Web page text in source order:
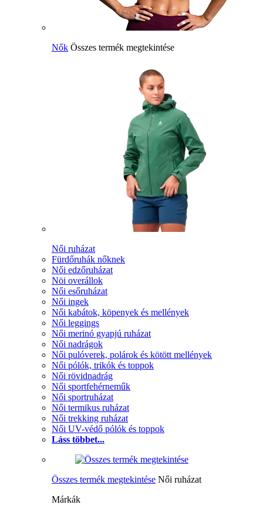
Nők Összes termék megtekintése
Női ruházat
Fürdőruhák nőknek
Női edzőruházat
Nöi overállok
Női esőruházat
Női ingek
Női kabátok, köpenyek és mellények
Női leggings
Női merinó gyapjú ruházat
Női nadrágok
Női pulóverek, polárok és kötött mellények
Női pólók, trikók és toppok
Női rövidnadrág
Női sportfehérneműk
Női sportruházat
Női termikus ruházat
Női trekking ruházat
Női UV-védő pólók és toppok
Láss többet...
Összes termék megtekintése Női ruházat
Márkák